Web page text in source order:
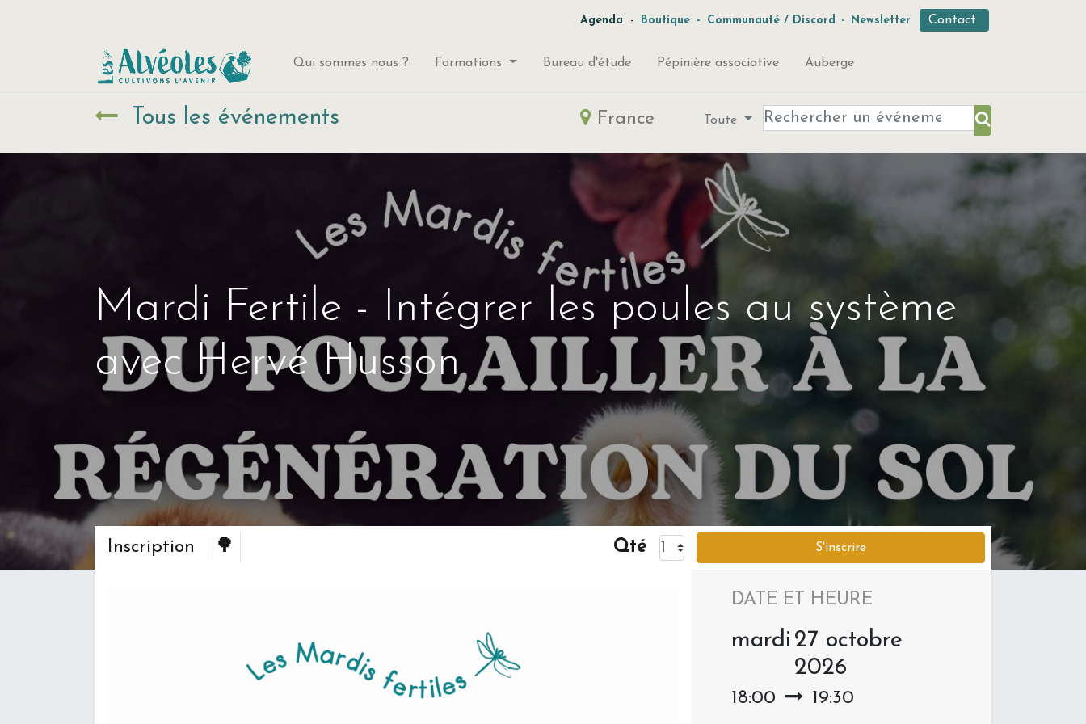
Agenda - Boutique - Communauté / Discord - Newsletter Contact
Qui sommes nous ? Formations Bureau d'étude Pépinière associative Auberge
Tous les événements France Toute
Mardi Fertile - Intégrer les poules au système
avec Hervé Husson
Inscription 🌳 Qté S'inscrire
DATE ET HEURE
mardi 27 octobre
2026
18:00 19:30